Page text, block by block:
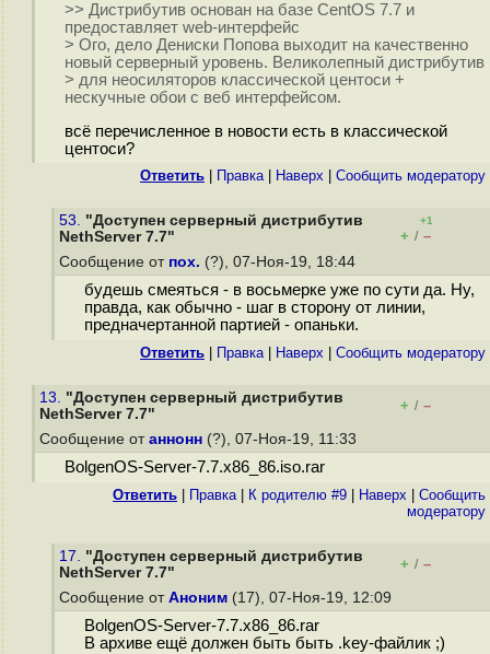
>> Дистрибутив основан на базе CentOS 7.7 и
предоставляет web-интерфейс
> Ого, дело Дениски Попова выходит на качественно
новый серверный уровень. Великолепный дистрибутив
> для неосиляторов классической центоси +
нескучные обои с веб интерфейсом.
всё перечисленное в новости есть в классической
центоси?
Ответить Правка| Наверх Cообщить модератору
53. "Доступен серверный дистрибутив
NethServer 7.7"
+1
+ / –
Сообщение от пох. (?), 07-Ноя-19, 18:44
будешь смеяться - в восьмерке уже по сути да. Ну,
правда, как обычно - шаг в сторону от линии,
предначертанной партией - опаньки.
Ответить Правка| Наверх Cообщить модератору
13. "Доступен серверный дистрибутив
NethServer 7.7"
+ / –
Сообщение от аннонн (?), 07-Ноя-19, 11:33
BolgenOS-Server-7.7.x86_86.iso.rar
Ответить Правка| К родителю #9 Наверх
Cообщить
модератору
17. "Доступен серверный дистрибутив
NethServer 7.7"
+ / –
Сообщение от Аноним (17), 07-Ноя-19, 12:09
BolgenOS-Server-7.7.x86_86.rar
В архиве ещё должен быть быть .key-файлик ;)